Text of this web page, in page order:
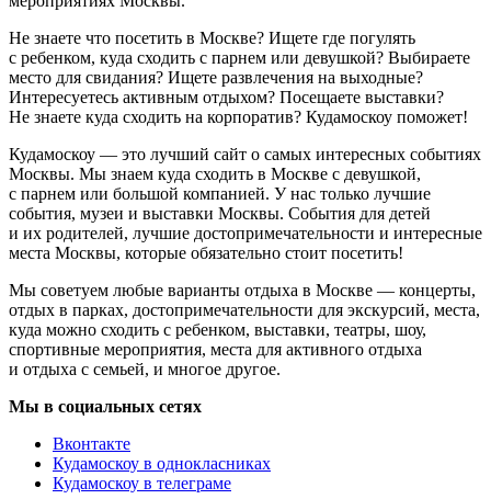
Не знаете что посетить в Москве? Ищете где погулять
с ребенком, куда сходить с парнем или девушкой? Выбираете
место для свидания? Ищете развлечения на выходные?
Интересуетесь активным отдыхом? Посещаете выставки?
Не знаете куда сходить на корпоратив? Кудамоскоу поможет!
Кудамоскоу — это лучший сайт о самых интересных событиях
Москвы. Мы знаем куда сходить в Москве с девушкой,
с парнем или большой компанией. У нас только лучшие
события, музеи и выставки Москвы. События для детей
и их родителей, лучшие достопримечательности и интересные
места Москвы, которые обязательно стоит посетить!
Мы советуем любые варианты отдыха в Москве — концерты,
отдых в парках, достопримечательности для экскурсий, места,
куда можно сходить с ребенком, выставки, театры, шоу,
спортивные мероприятия, места для активного отдыха
и отдыха с семьей, и многое другое.
Мы в социальных сетях
Вконтакте
Кудамоскоу в однокласниках
Кудамоскоу в телеграме